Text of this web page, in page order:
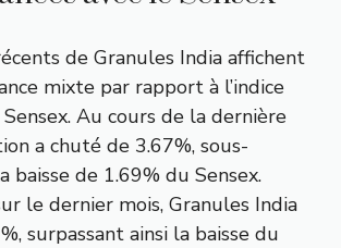
de Granules India affichent
mixte par rapport à l’indice
Au cours de la dernière
a chuté de 3.67%, sous-
baisse de 1.69% du Sensex.
le dernier mois, Granules India
surpassant ainsi la baisse du